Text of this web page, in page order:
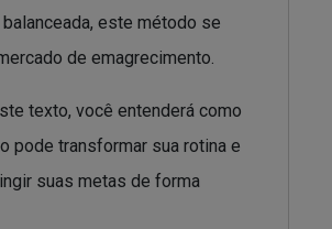
este método se
de emagrecimento.
texto, você entenderá como
pode transformar sua rotina e
suas metas de forma